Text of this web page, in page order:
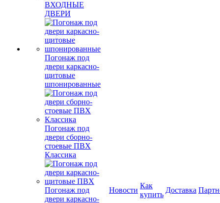
ВХОДНЫЕ
ДВЕРИ
Погонаж под
двери каркасно-
щитовые
шпонированные
Погонаж под
двери сборно-
стоевые ПВХ
Классика
Погонаж под
двери каркасно-
Новости
Как
купить
Доставка